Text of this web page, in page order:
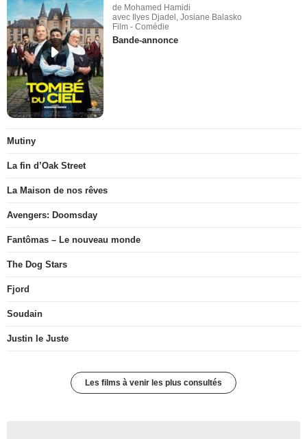
de Mohamed Hamidi
avec Ilyes Djadel, Josiane Balasko
Film - Comédie
Bande-annonce
Mutiny
La fin d’Oak Street
La Maison de nos rêves
Avengers: Doomsday
Fantômas – Le nouveau monde
The Dog Stars
Fjord
Soudain
Justin le Juste
Les films à venir les plus consultés